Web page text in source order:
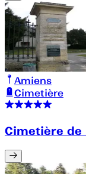
Amiens
Cimetière
Cimetière de